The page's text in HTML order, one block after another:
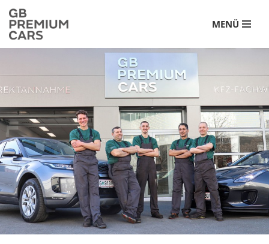
Zum
Inhalt
MENÜ